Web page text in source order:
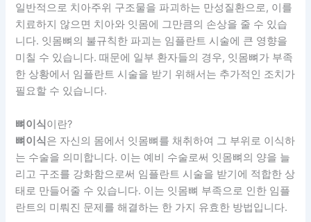
일반적으로 치아주위 구조물을 파괴하는 만성질환으로, 이를
치료하지 않으면 치아와 잇몸에 그만큼의 손상을 줄 수 있습
니다. 잇몸뼈의 불규칙한 파괴는 임플란트 시술에 큰 영향을
미칠 수 있습니다. 때문에 일부 환자들의 경우, 잇몸뼈가 부족
한 상황에서 임플란트 시술을 받기 위해서는 추가적인 조치가
필요할 수 있습니다.
뼈이식이란?
뼈이식은 자신의 몸에서 잇몸뼈를 채취하여 그 부위로 이식하
는 수술을 의미합니다. 이는 예비 수술로써 잇몸뼈의 양을 늘
리고 구조를 강화함으로써 임플란트 시술을 받기에 적합한 상
태로 만들어줄 수 있습니다. 이는 잇몸뼈 부족으로 인한 임플
란트의 미뤄진 문제를 해결하는 한 가지 유효한 방법입니다.